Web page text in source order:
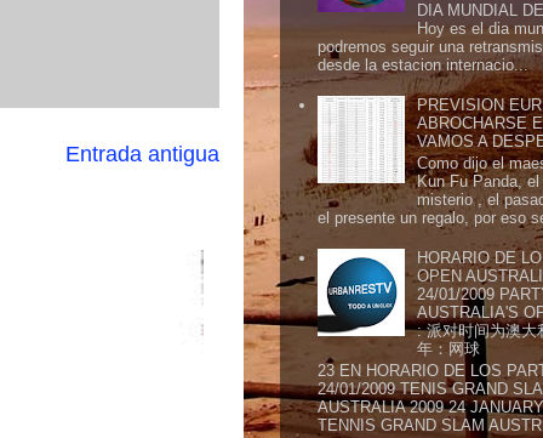
Entrada antigua
DIA MUNDIAL
Hoy es el dia
podremos seguir una
desde la estacion internacio...
PREVISION
ABROCHARSE
VAMOS A
Como dijo el
Kun Fu Panda,
misterio , el
el presente un regalo, por eso
HORARIO DE
OPEN
24/01/2009
AUSTRALIA'S
: 派对时间为澳大
年：网球
23 EN HORARIO DE LOS
24/01/2009 TENIS GRAND
AUSTRALIA 2009 24
TENNIS GRAND SLAM